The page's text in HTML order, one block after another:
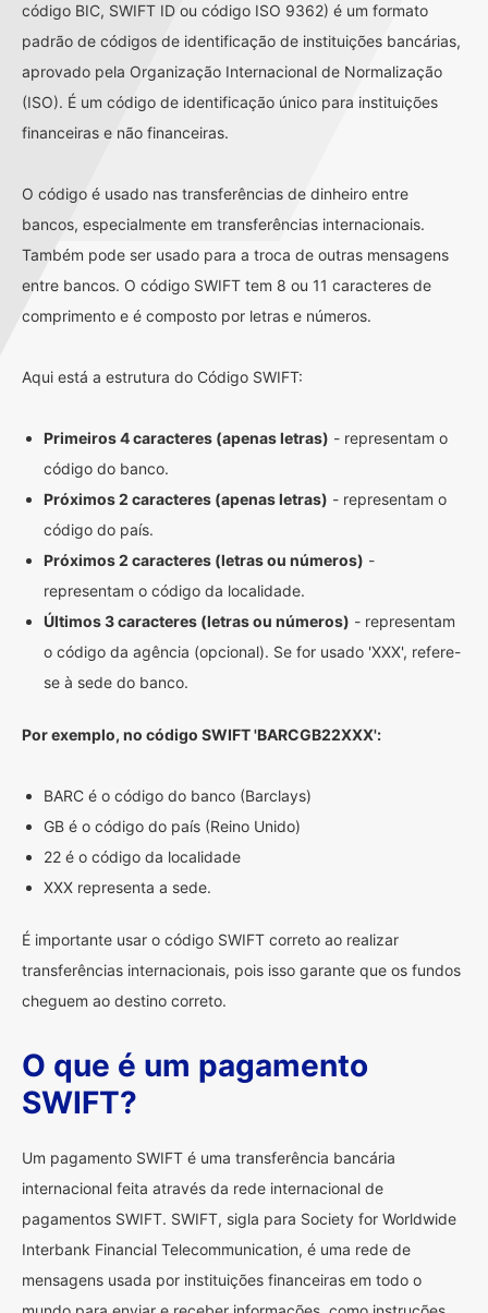
código BIC, SWIFT ID ou código ISO 9362) é um formato
padrão de códigos de identificação de instituições bancárias,
aprovado pela Organização Internacional de Normalização
(ISO). É um código de identificação único para instituições
financeiras e não financeiras.
O código é usado nas transferências de dinheiro entre
bancos, especialmente em transferências internacionais.
Também pode ser usado para a troca de outras mensagens
entre bancos. O código SWIFT tem 8 ou 11 caracteres de
comprimento e é composto por letras e números.
Aqui está a estrutura do Código SWIFT:
Primeiros 4 caracteres (apenas letras) - representam o
código do banco.
Próximos 2 caracteres (apenas letras) - representam o
código do país.
Próximos 2 caracteres (letras ou números) -
representam o código da localidade.
Últimos 3 caracteres (letras ou números) - representam
o código da agência (opcional). Se for usado 'XXX', refere-
se à sede do banco.
Por exemplo, no código SWIFT 'BARCGB22XXX':
BARC é o código do banco (Barclays)
GB é o código do país (Reino Unido)
22 é o código da localidade
XXX representa a sede.
É importante usar o código SWIFT correto ao realizar
transferências internacionais, pois isso garante que os fundos
cheguem ao destino correto.
O que é um pagamento
SWIFT?
Um pagamento SWIFT é uma transferência bancária
internacional feita através da rede internacional de
pagamentos SWIFT. SWIFT, sigla para Society for Worldwide
Interbank Financial Telecommunication, é uma rede de
mensagens usada por instituições financeiras em todo o